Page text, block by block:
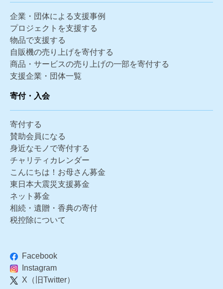
企業・団体による支援事例
プロジェクトを支援する
物品で支援する
自販機の売り上げを寄付する
商品・サービスの売り上げの一部を寄付する
支援企業・団体一覧
寄付・入会
寄付する
賛助会員になる
身近なモノで寄付する
チャリティカレンダー
こんにちは！お母さん募金
東日本大震災支援募金
ネット募金
相続・遺贈・香典の寄付
税控除について
Facebook
Instagram
X（旧Twitter）